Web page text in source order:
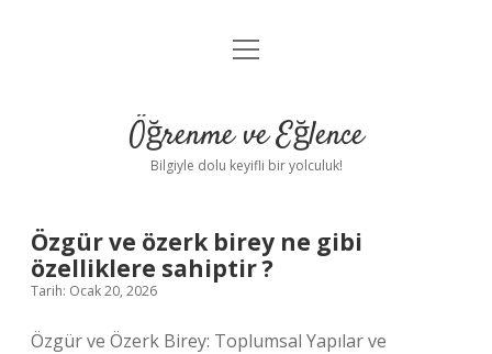
Anasayfa
Yasal Uyarı
menüyü
Öğrenme ve Eğlence
Bilgiyle dolu keyifli bir yolculuk!
Özgür ve özerk birey ne gibi
özelliklere sahiptir ?
Tarih: Ocak 20, 2026
Özgür ve Özerk Birey: Toplumsal Yapılar ve